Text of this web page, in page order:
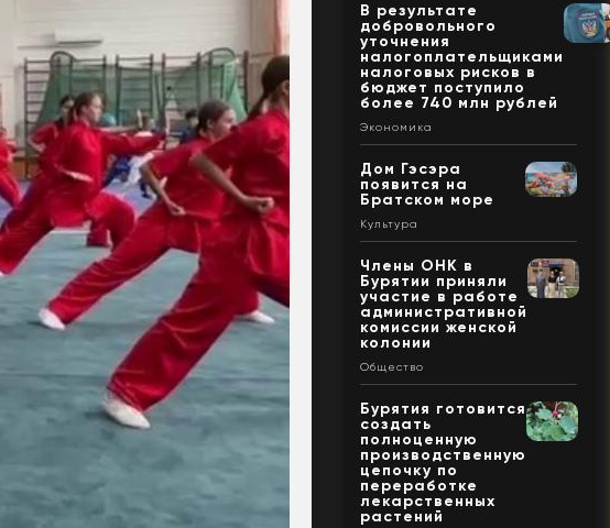
В результате
добровольного
уточнения
налогоплательщиками
налоговых рисков в
бюджет поступило
более 740 млн рублей
Экономика
Дом Гэсэра
появится на
Братском море
Культура
Члены ОНК в
Бурятии приняли
участие в работе
административной
комиссии женской
колонии
Общество
Бурятия готовится
создать
полноценную
производственную
цепочку по
переработке
лекарственных
растений